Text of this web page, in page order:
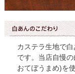
カステラ生地で
です。当店自慢
おてぼうまめ)を